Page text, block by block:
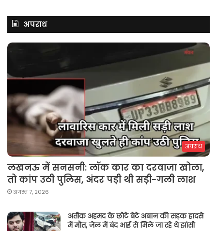
अपराध
अपराध
लखनऊ में सनसनी: लॉक कार का दरवाजा खोला,
तो कांप उठी पुलिस, अंदर पड़ी थी सड़ी-गली लाश
अगस्त 7, 2026
अतीक अहमद के छोटे बेटे अबान की सड़क हादसे
में मौत, जेल में बंद भाई से मिले जा रहे थे झांसी